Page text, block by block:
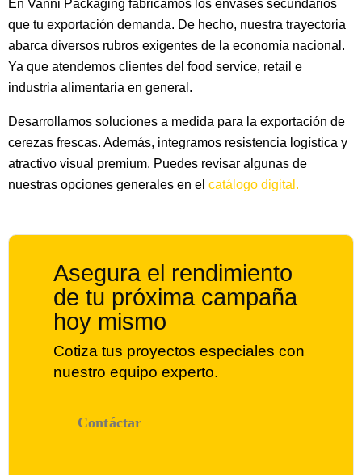
En Vanni Packaging fabricamos los envases secundarios
que tu exportación demanda. De hecho, nuestra trayectoria
abarca diversos rubros exigentes de la economía nacional.
Ya que atendemos clientes del food service, retail e
industria alimentaria en general.
Desarrollamos soluciones a medida para la exportación de
cerezas frescas. Además, integramos resistencia logística y
atractivo visual premium. Puedes revisar algunas de
nuestras opciones generales en el catálogo digital.
Asegura el rendimiento
de tu próxima campaña
hoy mismo
Cotiza tus proyectos especiales con
nuestro equipo experto.
Contáctar